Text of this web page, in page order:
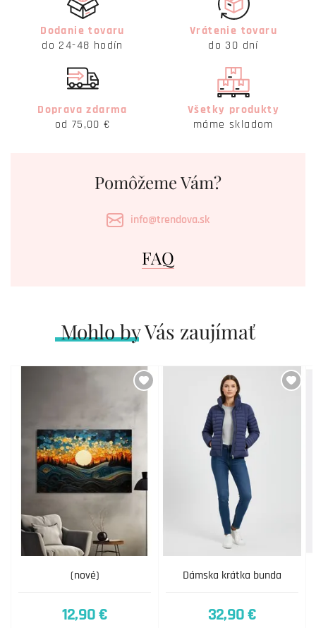
Dodanie tovaru
do 24-48 hodín
Vrátenie tovaru
do 30 dní
Doprava zdarma
od 75,00 €
Všetky produkty
máme skladom
Pomôžeme Vám?
info@trendova.sk
FAQ
Mohlo by Vás zaujímať
(nové)
12,90 €
Dámska krátka bunda
32,90 €